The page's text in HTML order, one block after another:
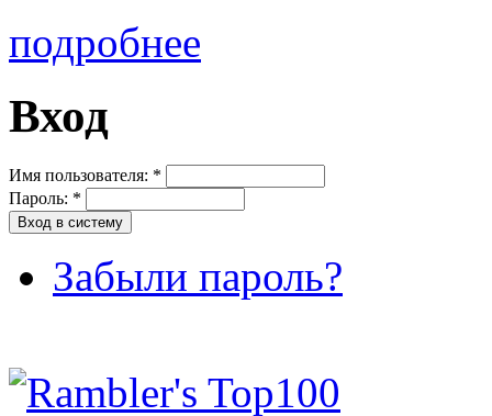
подробнее
Вход
Имя пользователя: *
Пароль: *
Забыли пароль?